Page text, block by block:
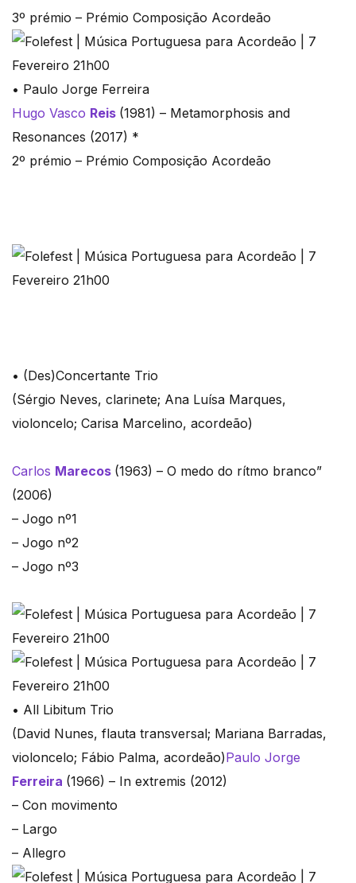
3º prémio – Prémio Composição Acordeão
• Paulo Jorge Ferreira
Hugo Vasco Reis (1981) – Metamorphosis and
Resonances (2017) *
2º prémio – Prémio Composição Acordeão
• (Des)Concertante Trio
(Sérgio Neves, clarinete; Ana Luísa Marques,
violoncelo; Carisa Marcelino, acordeão)
Carlos Marecos (1963) – O medo do rítmo branco”
(2006)
– Jogo nº1
– Jogo nº2
– Jogo nº3
• All Libitum Trio
(David Nunes, flauta transversal; Mariana Barradas,
violoncelo; Fábio Palma, acordeão)Paulo Jorge
Ferreira (1966) – In extremis (2012)
– Con movimento
– Largo
– Allegro